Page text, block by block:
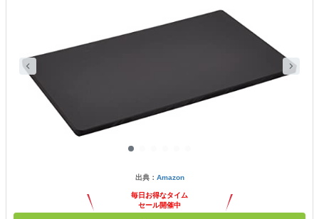
出典： Amazon
毎日お得なタイム
セール開催中